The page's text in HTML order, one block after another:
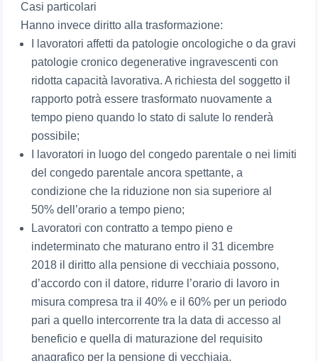
Casi particolari
Hanno invece diritto alla trasformazione:
I lavoratori affetti da patologie oncologiche o da gravi
patologie cronico degenerative ingravescenti con
ridotta capacità lavorativa. A richiesta del soggetto il
rapporto potrà essere trasformato nuovamente a
tempo pieno quando lo stato di salute lo renderà
possibile;
I lavoratori in luogo del congedo parentale o nei limiti
del congedo parentale ancora spettante, a
condizione che la riduzione non sia superiore al
50% dell’orario a tempo pieno;
Lavoratori con contratto a tempo pieno e
indeterminato che maturano entro il 31 dicembre
2018 il diritto alla pensione di vecchiaia possono,
d’accordo con il datore, ridurre l’orario di lavoro in
misura compresa tra il 40% e il 60% per un periodo
pari a quello intercorrente tra la data di accesso al
beneficio e quella di maturazione del requisito
anagrafico per la pensione di vecchiaia.